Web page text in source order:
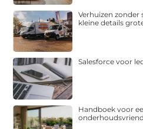
Verhuizen zonder
kleine details
Salesforce voor
Handboek voor